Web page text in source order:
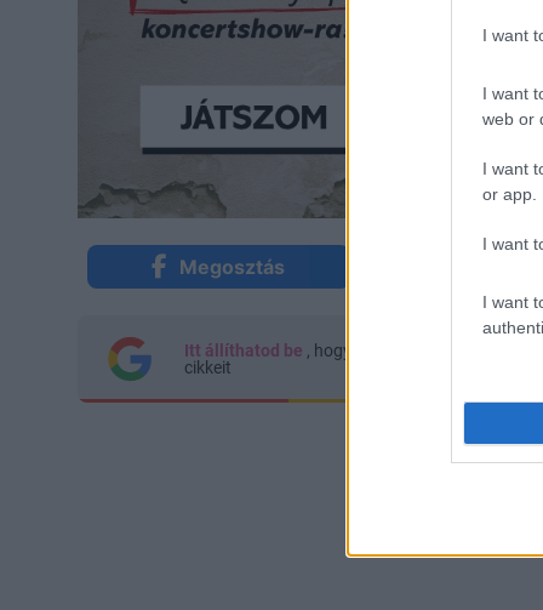
I want
I want
web or
I want
or app.
I want
I want
Megosztás
Itt állíthatod be , hogy a Google keresőben
cikkeit